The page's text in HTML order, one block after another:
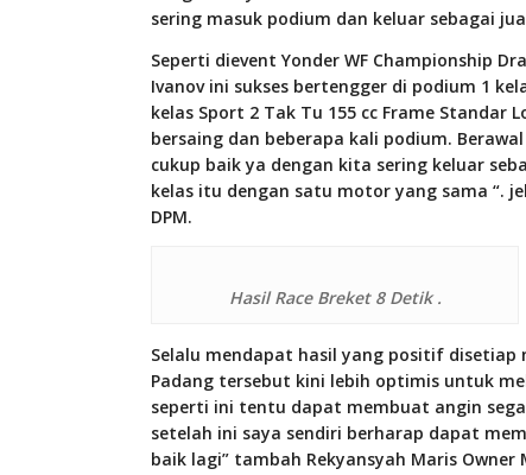
sering masuk podium dan keluar sebagai
Seperti dievent Yonder WF Championship
Ivanov ini sukses bertengger di podium 1
kelas Sport 2 Tak Tu 155 cc Frame
bersaing dan beberapa kali podium.
cukup baik ya dengan kita sering keluar
kelas itu dengan satu motor yang sama “.
DPM.
Hasil Race Breket 8 Detik .
Selalu mendapat hasil yang positif
Padang tersebut kini lebih optimis untuk
seperti ini tentu dapat membuat angin
setelah ini saya sendiri berharap dapat
baik lagi” tambah Rekyansyah Maris Owner